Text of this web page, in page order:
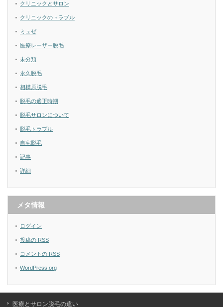
クリニックとサロン
クリニックのトラブル
ミュゼ
医療レーザー脱毛
未分類
永久脱毛
相模原脱毛
脱毛の適正時期
脱毛サロンについて
脱毛トラブル
自宅脱毛
記事
詳細
メタ情報
ログイン
投稿の RSS
コメントの RSS
WordPress.org
医療とサロン脱毛の違い